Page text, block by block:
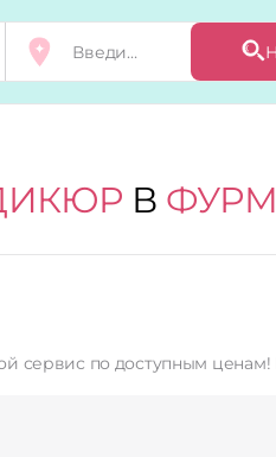
В
сервис по доступным